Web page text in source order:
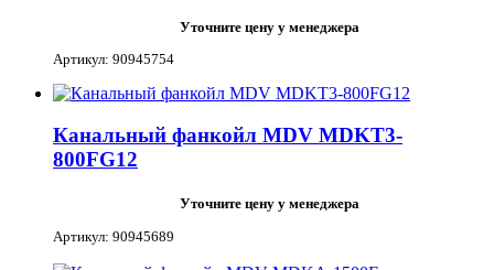
Уточните цену у менеджера
Артикул: 90945754
Канальный фанкойл MDV MDKT3-
800FG12
Уточните цену у менеджера
Артикул: 90945689